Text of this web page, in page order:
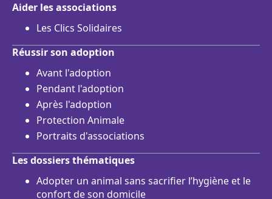
Aider les associations
Les Clics Solidaires
Réussir son adoption
Avant l'adoption
Pendant l'adoption
Après l'adoption
Protection Animale
Portraits d'associations
Les dossiers thématiques
Adopter un animal sans sacrifier l’hygiène et le
confort de son domicile